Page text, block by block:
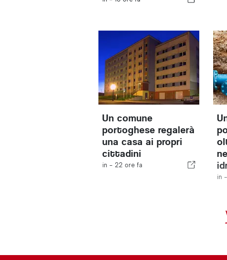
Un comune
portoghese regalerà
una casa ai propri
cittadini
in - 22 ore fa
in